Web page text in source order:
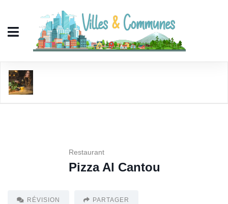
Restaurant
Pizza Al Cantou
RÉVISION PARTAGER